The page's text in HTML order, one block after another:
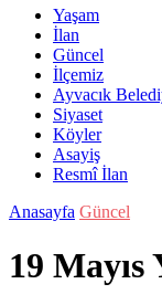
Yaşam
İlan
Güncel
İlçemiz
Ayvacık
Siyaset
Köyler
Asayiş
Resmî İlan
Anasayfa Güncel
19